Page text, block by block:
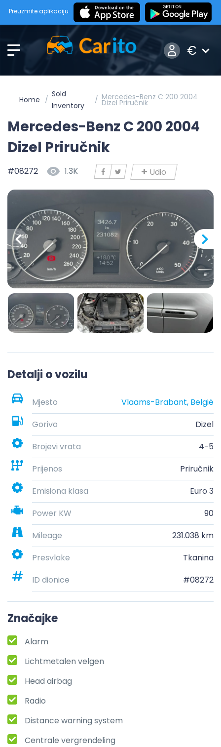
Preuzmite aplikaciju
€
Home
Sold
Inventory
Mercedes-Benz C 200 2004
Dizel Priručnik
Mercedes-Benz C 200 2004
Dizel Priručnik
#08272 1.3K Udio
Detalji o vozilu
Mjesto
Vlaams-Brabant, België
Gorivo
Dizel
Brojevi vrata
4-5
Prijenos
Priručnik
Emisiona klasa
Euro 3
Power KW
90
Mileage
231.038 km
Presvlake
Tkanina
ID dionice
#08272
Značajke
Alarm
Lichtmetalen velgen
Head airbag
Radio
Distance warning system
Centrale vergrendeling